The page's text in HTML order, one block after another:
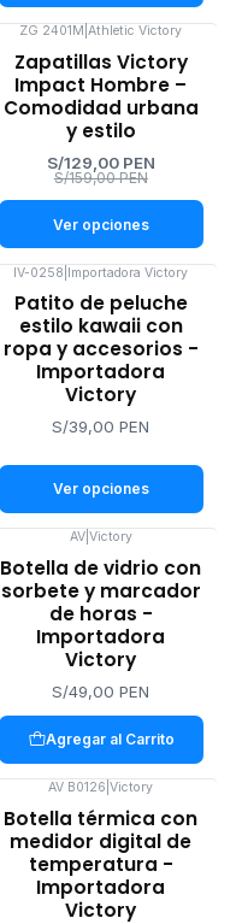
-19%
OFF
ZG 2401M |Athletic Victory
Zapatillas Victory
Impact Hombre –
Comodidad urbana
y estilo
S/129,00 PEN
S/159,00 PEN
Ver opciones
IV-0258 Importadora Victory
Patito de peluche
estilo kawaii con
ropa y accesorios -
Importadora
Victory
S/39,00 PEN
Ver opciones
AV| Victory
Botella de vidrio con
sorbete y marcador
de horas -
Importadora
Victory
S/49,00 PEN
Agregar al Carrito
AV B0126 |Victory
Botella térmica con
medidor digital de
temperatura -
Importadora
Victory